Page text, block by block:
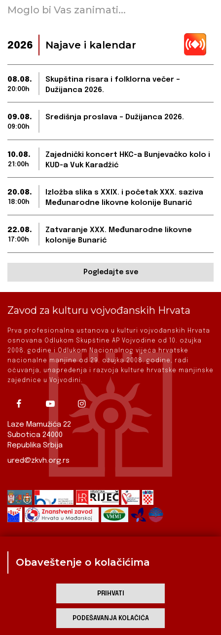
Moglo bi Vas zanimati...
2026 Najave i kalendar
08.08.
20:00h
Skupština risara i folklorna večer –
Dužijanca 2026.
09.08.
09:00h
Središnja proslava – Dužijanca 2026.
10.08.
21:00h
Zajednički koncert HKC-a Bunjevačko kolo i
KUD-a Vuk Karadžić
20.08.
18:00h
Izložba slika s XXIX. i početak XXX. saziva
Međunarodne likovne kolonije Bunarić
22.08.
17:00h
Zatvaranje XXX. Međunarodne likovne
kolonije Bunarić
Pogledajte sve
Zavod za kulturu vojvođanskih Hrvata
Prva profesionalna ustanova u kulturi vojvođanskih Hrvata
osnovana Odlukom Skupštine AP Vojvodine od 10. ožujka
2008. godine i Odlukom Nacionalnog vijeća hrvatske
nacionalne manjine od 29. ožujka 2008. godine, radi
očuvanja, unapređenja i razvoja kulture hrvatske manjinske
zajednice u Vojvodini.
Laze Mamužića 22
Subotica 24000
Republika Srbija
ured@zkvh.org.rs
Kulturna scena
Zavod za kulturu vojvođanskih Hrvata
Obaveštenje o kolačićima
PRIHVATI
PODEŠAVANJA KOLAČIĆA